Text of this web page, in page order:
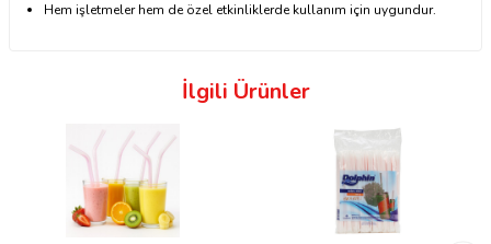
Hem işletmeler hem de özel etkinliklerde kullanım için uygundur.
İlgili Ürünler